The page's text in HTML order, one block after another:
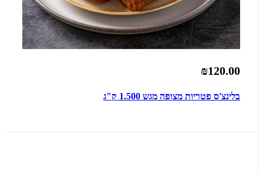
₪120.00
בלינצ'ס פטריות מצופה מגש 1.500 ק"ג